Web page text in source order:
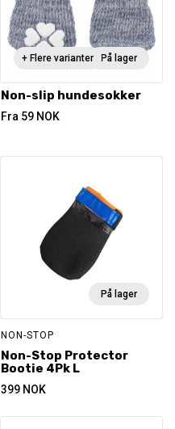
På lager
+ Flere varianter
Non-slip hundesokker
Fra 59 NOK
På lager
NON-STOP
Non-Stop Protector
Bootie 4Pk L
399 NOK